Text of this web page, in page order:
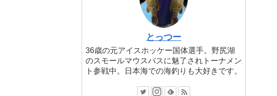
とっつー
36歳の元アイスホッケー国体選手。野尻湖
のスモールマウスバスに魅了されトーナメン
ト参戦中。日本海での海釣りも大好きです。